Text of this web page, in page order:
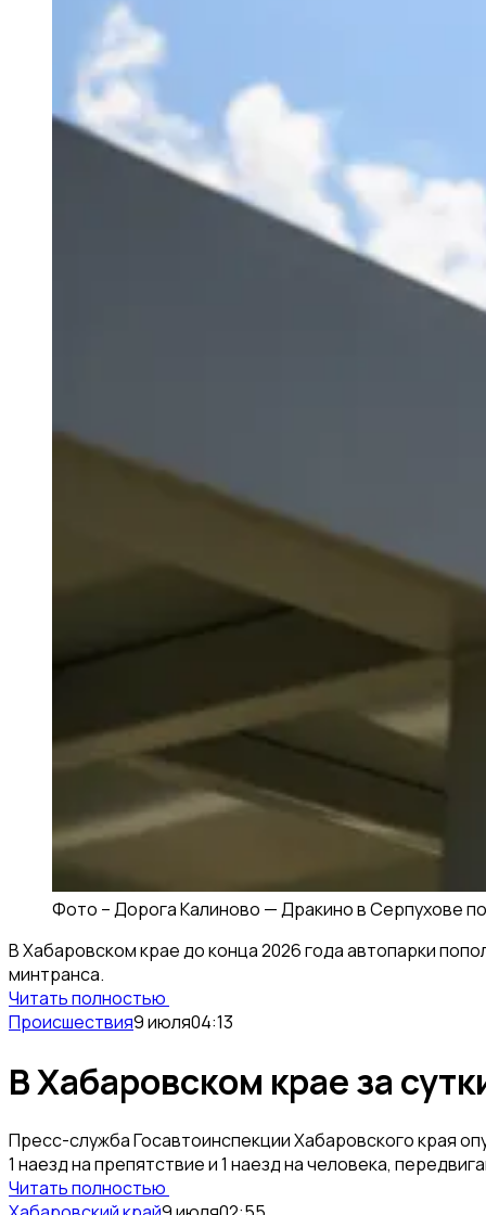
Фото –Дорога Калиново — Дракино в Серпухове
В Хабаровском крае до конца 2026 года автопарки
минтранса.
Читать полностью
Происшествия9 июля04:13
В Хабаровском крае за
Пресс-служба Госавтоинспекции Хабаровского края
1 наезд на препятствие и 1 наезд на человека,
Читать полностью